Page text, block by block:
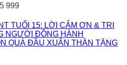
999
TUỔI 15: LỜI CẢM ƠN & TRI
NGƯỜI ĐỒNG HÀNH
QUÀ ĐẦU XUÂN THÂN TẶNG